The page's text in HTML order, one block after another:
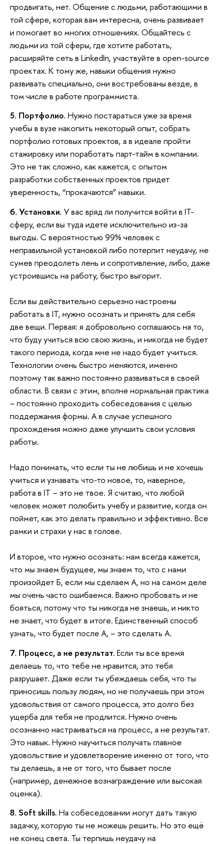
продвигать, нет. Общение с людьми, работающими в
той сфере, которая вам интересна, очень развивает
и помогает во многих отношениях. Общайтесь с
людьми из той сферы, где хотите работать,
расширяйте сеть в LinkedIn, участвуйте в open-source
проектах. К тому же, навыки общения нужно
развивать специально, они востребованы везде, в
том числе в работе программиста.
5. Портфолио. Нужно постараться уже за время
учебы в вузе накопить некоторый опыт, собрать
портфолио готовых проектов, а в идеале пройти
стажировку или поработать парт-тайм в компании.
Это не так сложно, как кажется, с опытом
разработки собственных проектов придет
уверенность, “прокачаются” навыки.
6. Установки. У вас вряд ли получится войти в IT-
сферу, если вы туда идете исключительно из-за
выгоды. С вероятностью 99% человек с
неправильной установкой либо потерпит неудачу, не
сумев преодолеть лень и сопротивление, либо, даже
устроившись на работу, быстро выгорит.
Если вы действительно серьезно настроены
работать в IT, нужно осознать и принять для себя
две вещи. Первая: я добровольно соглашаюсь на то,
что буду учиться всю свою жизнь, и никогда не будет
такого периода, когда мне не надо будет учиться.
Технологии очень быстро меняются, именно
поэтому так важно постоянно развиваться в своей
области. В связи с этим, вполне нормальная практика
– постоянно проходить собеседования с целью
поддержания формы. А в случае успешного
прохождения можно даже улучшить свои условия
работы.
Надо понимать, что если ты не любишь и не хочешь
учиться и узнавать что-то новое, то, наверное,
работа в IT – это не твое. Я считаю, что любой
человек может полюбить учебу и развитие, когда он
поймет, как это делать правильно и эффективно. Все
рамки и страхи у нас в голове.
И второе, что нужно осознать: нам всегда кажется,
что мы знаем будущее, мы знаем то, что с нами
произойдет Б, если мы сделаем А, но на самом деле
мы очень часто ошибаемся. Важно пробовать и не
бояться, потому что ты никогда не знаешь, и никто
не знает, что будет в итоге. Единственный способ
узнать, что будет после А, – это сделать А.
7. Процесс, а не результат. Если ты все время
делаешь то, что тебе не нравится, это тебя
разрушает. Даже если ты убеждаешь себя, что ты
приносишь пользу людям, но не получаешь при этом
удовольствия от самого процесса, это долго без
ущерба для тебя не продлится. Нужно очень
осознанно настраиваться на процесс, а не результат.
Это навык. Нужно научиться получать главное
удовольствие и удовлетворение именно от того, что
ты делаешь, а не от того, что бывает после
(например, денежное вознаграждение или высокая
оценка).
8. Soft skills. На собеседовании могут дать такую
задачку, которую ты не можешь решить. Но это ещё
не конец света. Ты терпишь неудачу на